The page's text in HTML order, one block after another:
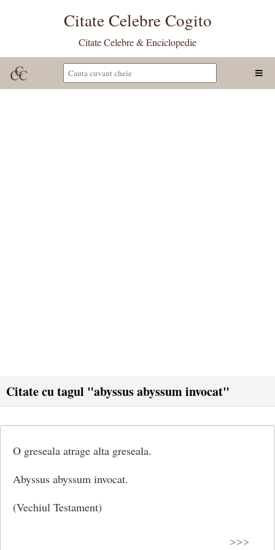
Citate Celebre Cogito
Citate Celebre & Enciclopedie
Citate cu tagul "abyssus abyssum invocat"
O greseala atrage alta greseala.
Abyssus abyssum invocat.
(Vechiul Testament)
>>>